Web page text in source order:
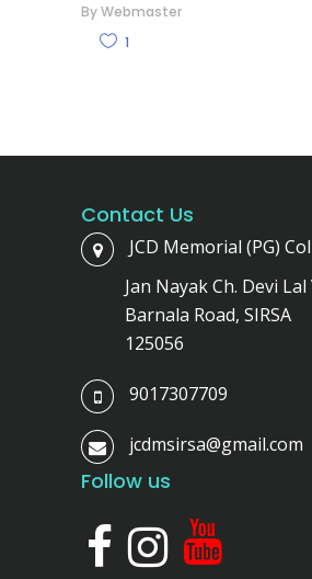
ByWebmaster
1
Contact Us
JCD Memorial (PG)
Jan Nayak Ch. Devi
Barnala Road, SIRSA
125056
9017307709
jcdmsirsa@gmail.com
Follow us